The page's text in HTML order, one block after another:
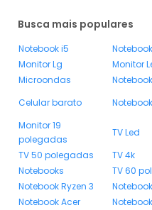
Busca mais populares
Notebook i5
Monitor Lg
Monitor
Microondas
Celular barato
Monitor 19
polegadas
TV Led
TV 50 polegadas
TV 4k
Notebooks
TV 60
Notebook Ryzen 3
Notebook Acer